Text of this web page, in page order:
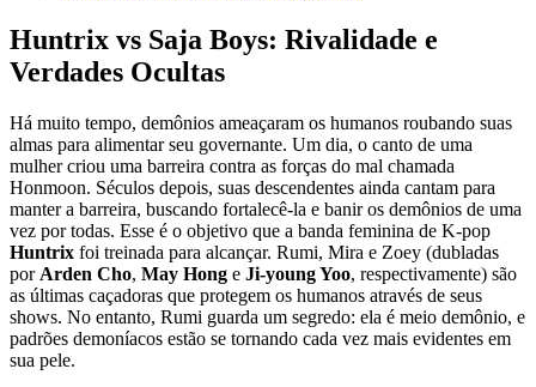
Huntrix vs Saja Boys: Rivalidade e
Verdades Ocultas
Há muito tempo, demônios ameaçaram os humanos roubando suas
almas para alimentar seu governante. Um dia, o canto de uma
mulher criou uma barreira contra as forças do mal chamada
Honmoon. Séculos depois, suas descendentes ainda cantam para
manter a barreira, buscando fortalecê-la e banir os demônios de uma
vez por todas. Esse é o objetivo que a banda feminina de K-pop
Huntrix foi treinada para alcançar. Rumi, Mira e Zoey (dubladas
por Arden Cho, May Hong e Ji-young Yoo, respectivamente) são
as últimas caçadoras que protegem os humanos através de seus
shows. No entanto, Rumi guarda um segredo: ela é meio demônio, e
padrões demoníacos estão se tornando cada vez mais evidentes em
sua pele.